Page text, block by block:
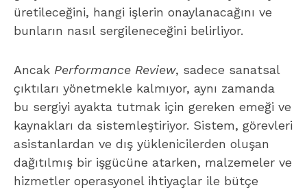
üretileceğini, hangi işlerin onaylanacağını ve
bunların nasıl sergileneceğini belirliyor.
Ancak Performance Review, sadece sanatsal
çıktıları yönetmekle kalmıyor, aynı zamanda
bu sergiyi ayakta tutmak için gereken emeği ve
kaynakları da sistemleştiriyor. Sistem, görevleri
asistanlardan ve dış yüklenicilerden oluşan
dağıtılmış bir işgücüne atarken, malzemeler ve
hizmetler operasyonel ihtiyaçlar ile bütçe